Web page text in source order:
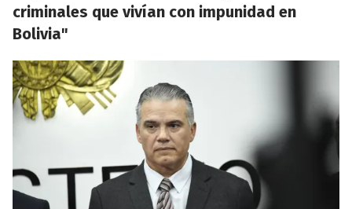
criminales que vivían con impunidad en
Bolivia"